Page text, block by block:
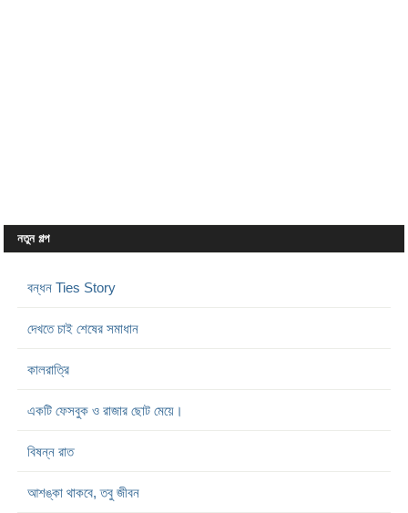
নতুন গল্প
বন্ধন Ties Story
দেখতে চাই শেষের সমাধান
কালরাত্রি
একটি ফেসবুক ও রাজার ছোট মেয়ে।
বিষন্ন রাত
আশঙ্কা থাকবে, তবু জীবন